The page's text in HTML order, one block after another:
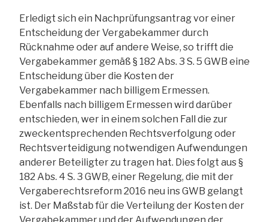
zulässig“
Erledigt sich ein Nachprüfungsantrag vor einer
Entscheidung der Vergabekammer durch
Rücknahme oder auf andere Weise, so trifft die
Vergabekammer gemäß § 182 Abs. 3 S. 5 GWB eine
Entscheidung über die Kosten der
Vergabekammer nach billigem Ermessen.
Ebenfalls nach billigem Ermessen wird darüber
entschieden, wer in einem solchen Fall die zur
zweckentsprechenden Rechtsverfolgung oder
Rechtsverteidigung notwendigen Aufwendungen
anderer Beteiligter zu tragen hat. Dies folgt aus §
182 Abs. 4 S. 3 GWB, einer Regelung, die mit der
Vergaberechtsreform 2016 neu ins GWB gelangt
ist. Der Maßstab für die Verteilung der Kosten der